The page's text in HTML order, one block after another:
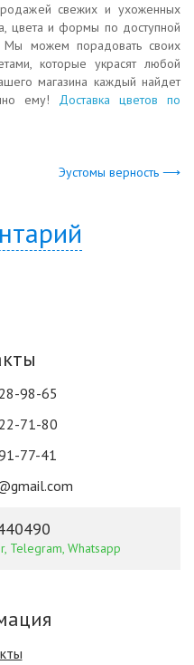
свежих и ухоженных
цвета и формы по доступной
можем порадовать своих
которые украсят любой
магазина каждый найдет
ему! Доставка цветов по
Эустомы верность ⟶
98-65
71-80
77-41
Telegram, Whatsapp